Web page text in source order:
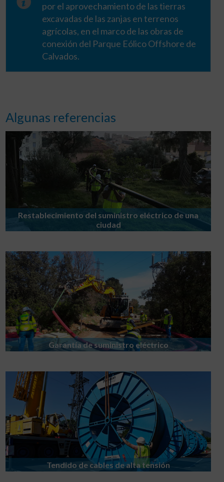
por el aprovechamiento de las tierras
excavadas de las zanjas en terrenos
agrícolas, en el marco de las obras de
conexión del Parque Eólico Offshore de
Calvados.
Algunas referencias
Restablecimiento del suministro eléctrico de una
ciudad
Garantía de suministro eléctrico
Tendido de cables de alta tensión